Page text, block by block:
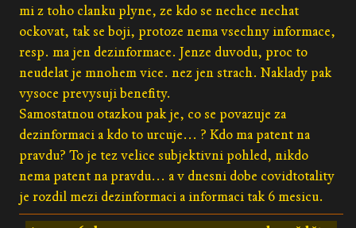
mi z toho clanku plyne, ze kdo se nechce nechat
ockovat, tak se boji, protoze nema vsechny informace,
resp. ma jen dezinformace. Jenze duvodu, proc to
neudelat je mnohem vice. nez jen strach. Naklady pak
vysoce prevysuji benefity.
Samostatnou otazkou pak je, co se povazuje za
dezinformaci a kdo to urcuje... ? Kdo ma patent na
pravdu? To je tez velice subjektivni pohled, nikdo
nema patent na pravdu... a v dnesni dobe covidtotality
je rozdil mezi dezinformaci a informaci tak 6 mesicu.